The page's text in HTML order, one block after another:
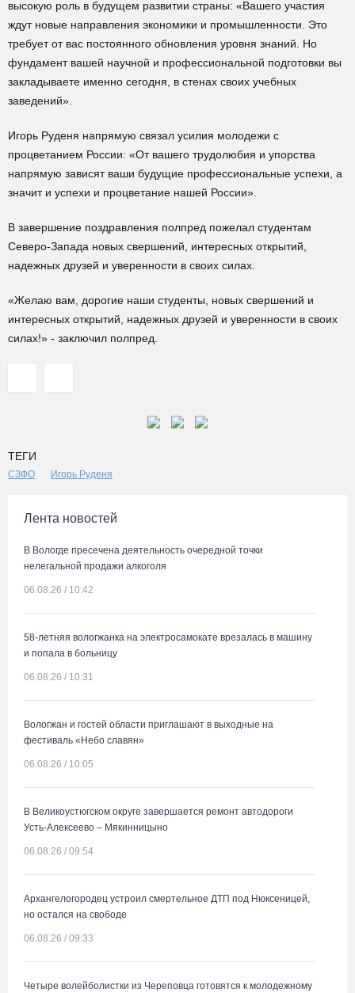
высокую роль в будущем развитии страны: «Вашего участия
ждут новые направления экономики и промышленности. Это
требует от вас постоянного обновления уровня знаний. Но
фундамент вашей научной и профессиональной подготовки вы
закладываете именно сегодня, в стенах своих учебных
заведений».
Игорь Руденя напрямую связал усилия молодежи с
процветанием России: «От вашего трудолюбия и упорства
напрямую зависят ваши будущие профессиональные успехи, а
значит и успехи и процветание нашей России».
В завершение поздравления полпред пожелал студентам
Северо-Запада новых свершений, интересных открытий,
надежных друзей и уверенности в своих силах.
«Желаю вам, дорогие наши студенты, новых свершений и
интересных открытий, надежных друзей и уверенности в своих
силах!» - заключил полпред.
ТЕГИ
СЗФО Игорь Руденя
Лента новостей
В Вологде пресечена деятельность очередной точки
нелегальной продажи алкоголя
06.08.26 / 10:42
58-летняя вологжанка на электросамокате врезалась в машину
и попала в больницу
06.08.26 / 10:31
Вологжан и гостей области приглашают в выходные на
фестиваль «Небо славян»
06.08.26 / 10:05
В Великоустюгском округе завершается ремонт автодороги
Усть-Алексеево – Мякинницыно
06.08.26 / 09:54
Архангелогородец устроил смертельное ДТП под Нюксеницей,
но остался на свободе
06.08.26 / 09:33
Четыре волейболистки из Череповца готовятся к молодежному